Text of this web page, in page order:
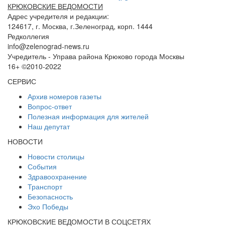
КРЮКОВСКИЕ ВЕДОМОСТИ
Адрес учредителя и редакции:
124617, г. Москва, г.Зеленоград, корп. 1444
Редколлегия
info@zelenograd-news.ru
Учредитель - Управа района Крюково города Москвы
16+ ©2010-2022
СЕРВИС
Архив номеров газеты
Вопрос-ответ
Полезная информация для жителей
Наш депутат
НОВОСТИ
Новости столицы
События
Здравоохранение
Транспорт
Безопасность
Эхо Победы
КРЮКОВСКИЕ ВЕДОМОСТИ В СОЦСЕТЯХ